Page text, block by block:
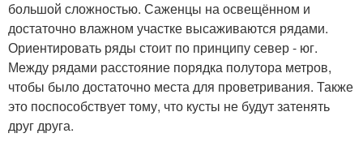
большой сложностью. Саженцы на освещённом и
достаточно влажном участке высаживаются рядами.
Ориентировать ряды стоит по принципу север - юг.
Между рядами расстояние порядка полутора метров,
чтобы было достаточно места для проветривания. Также
это поспособствует тому, что кусты не будут затенять
друг друга.